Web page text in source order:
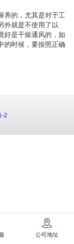
养的，尤其是对于工
外就是不使用了以
好是干燥通风的，如
的时候，要按照正确
公司地址
-2